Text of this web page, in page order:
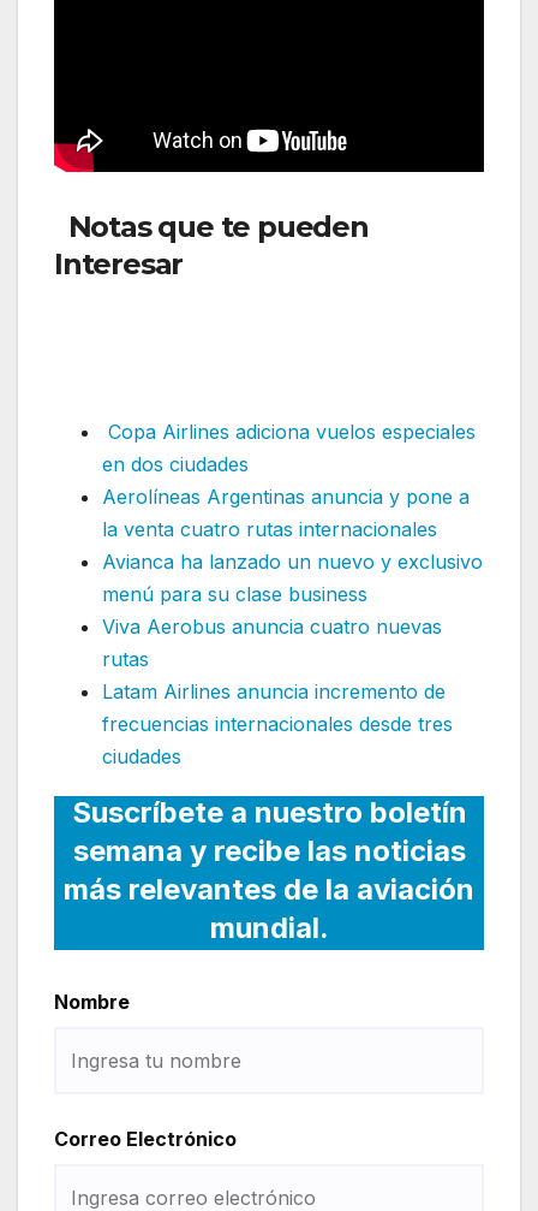
Notas que te pueden
Interesar
Copa Airlines adiciona vuelos especiales
en dos ciudades
Aerolíneas Argentinas anuncia y pone a
la venta cuatro rutas internacionales
Avianca ha lanzado un nuevo y exclusivo
menú para su clase business
Viva Aerobus anuncia cuatro nuevas
rutas
Latam Airlines anuncia incremento de
frecuencias internacionales desde tres
ciudades
Suscríbete a nuestro boletín
semana y recibe las noticias
más relevantes de la aviación
mundial.
Nombre
Correo Electrónico